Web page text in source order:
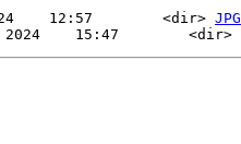
12:57        <dir> JPG
2024    15:47        <dir>